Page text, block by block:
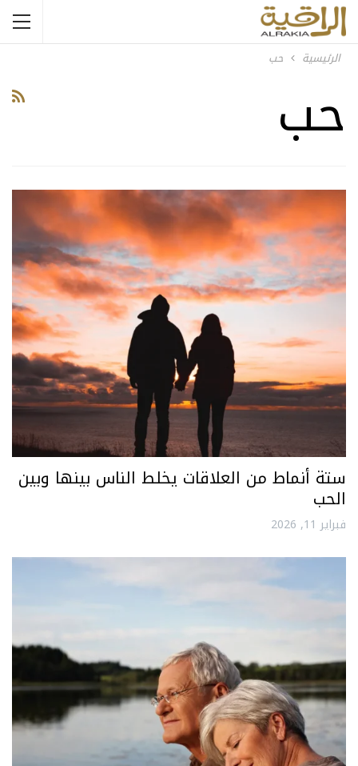
الرئيسية حب
حب
ستة أنماط من العلاقات يخلط الناس بينها وبين
الحب
فبراير 11, 2026